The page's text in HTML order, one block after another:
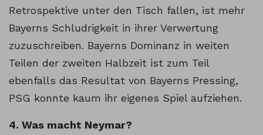
Retrospektive unter den Tisch fallen, ist mehr
Bayerns Schludrigkeit in ihrer Verwertung
zuzuschreiben. Bayerns Dominanz in weiten
Teilen der zweiten Halbzeit ist zum Teil
ebenfalls das Resultat von Bayerns Pressing,
PSG konnte kaum ihr eigenes Spiel aufziehen.
4. Was macht Neymar?